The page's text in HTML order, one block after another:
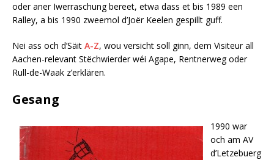
oder aner Iwerraschung bereet, etwa dass et bis 1989 een
Ralley, a bis 1990 zweemol d’Joër Keelen gespillt guff.
Nei ass och d’Säit A-Z, wou versicht soll ginn, dem Visiteur all
Aachen-relevant Stëchwierder wéi Agape, Rentnerweg oder
Rull-de-Waak z’erklären.
Gesang
1990 war
och am AV
d’Letzebuerg